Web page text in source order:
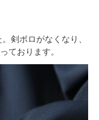
剣ボロがなくなり、
ております。